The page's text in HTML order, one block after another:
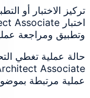
تركيز الاختبار أو
وتطبيق ومراجعة
عملية مرتبطة